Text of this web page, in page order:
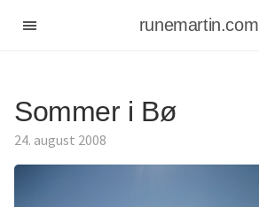
runemartin.com
Sommer i Bø
24. august 2008